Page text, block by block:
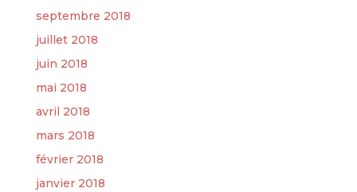
septembre 2018
juillet 2018
juin 2018
mai 2018
avril 2018
mars 2018
février 2018
janvier 2018